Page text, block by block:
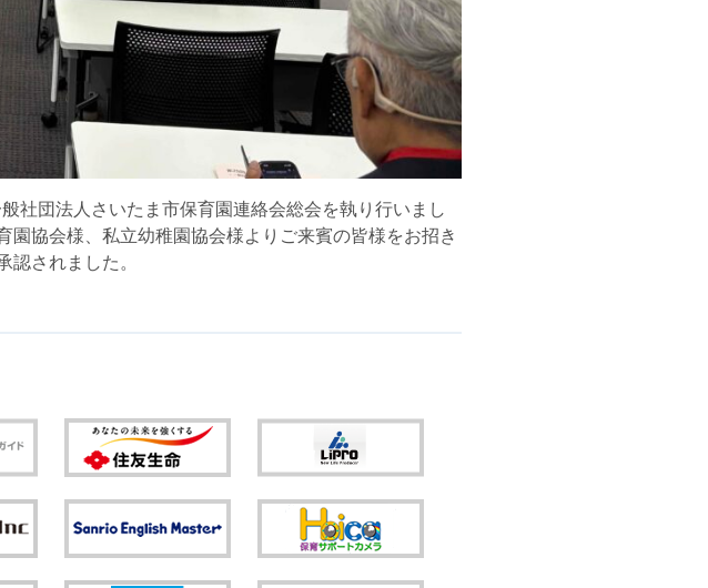
社団法人さいたま市保育園連絡会総会を執り行いまし
協会様、私立幼稚園協会様よりご来賓の皆様をお招き
認されました。